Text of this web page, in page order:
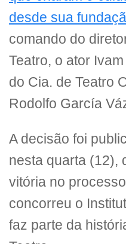
desde sua
comando do
Teatro, o ator
do Cia. de Teatro
Rodolfo García
A decisão foi
nesta quarta (12),
vitória no
concorreu o
faz parte da